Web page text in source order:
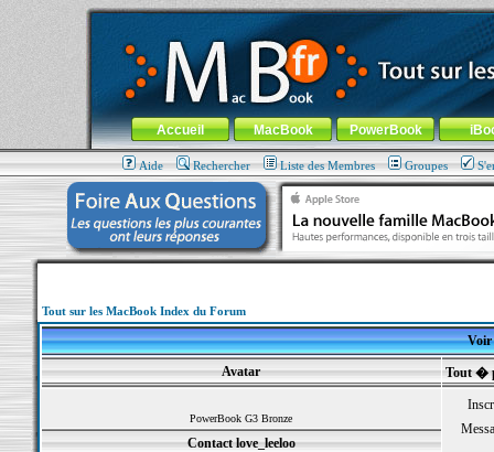
MacBook-fr.com : 100% Apple... 100% nomade !
Aller au contenu-Aller au menu général-Aller au menu de
Menu général
Accueil MacBook PowerBook
Aide Rechercher Liste des Membres Groupes
Tout sur les MacBook Index du Forum
Voir
Avatar
Tout �
PowerBook G3 Bronze
Contact love_leeloo